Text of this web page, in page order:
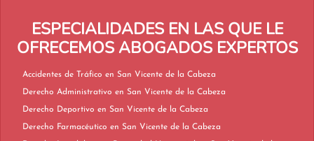
ESPECIALIDADES EN LAS QUE LE
OFRECEMOS ABOGADOS EXPERTOS
Accidentes de Tráfico en San Vicente de la Cabeza
Derecho Administrativo en San Vicente de la Cabeza
Derecho Deportivo en San Vicente de la Cabeza
Derecho Farmacéutico en San Vicente de la Cabeza